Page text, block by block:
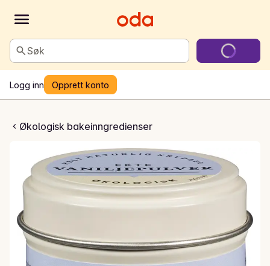
Søk
Logg inn Opprett konto
Økologisk bakeinngredienser
vaniljepulver